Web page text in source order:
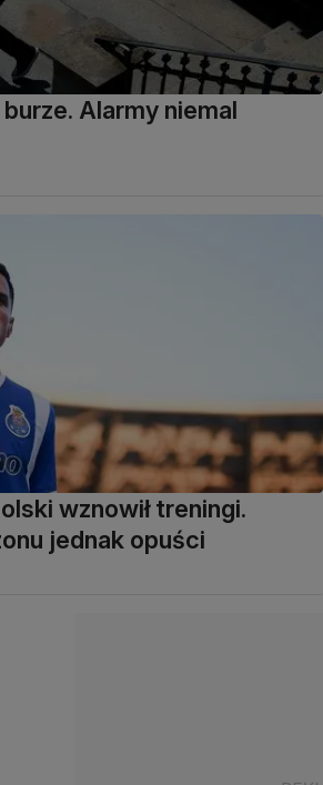
burze. Alarmy niemal
wznowił treningi.
jednak opuści